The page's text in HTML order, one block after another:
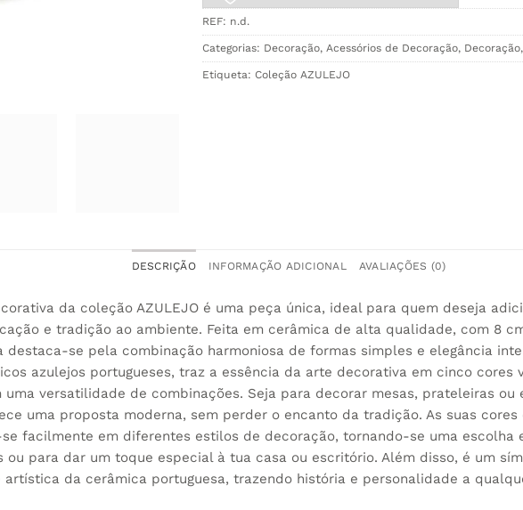
REF: n.d.
Categorias: Decoração, Acessórios de Decoração, Decoração,
Etiqueta: Coleção AZULEJO
DESCRIÇÃO INFORMAÇÃO ADICIONAL AVALIAÇÕES (0)
da coleção AZULEJO é uma peça única, ideal para quem deseja
e tradição ao ambiente. Feita em cerâmica de alta qualidade, com 8
destaca-se pela combinação harmoniosa de formas simples e elegância
azulejos portugueses, traz a essência da arte decorativa em cinco cores
uma versatilidade de combinações. Seja para decorar mesas, prateleiras ou
uma proposta moderna, sem perder o encanto da tradição. As suas cores
facilmente em diferentes estilos de decoração, tornando-se uma escolha
ou para dar um toque especial à tua casa ou escritório. Além disso, é um
artística da cerâmica portuguesa, trazendo história e personalidade a